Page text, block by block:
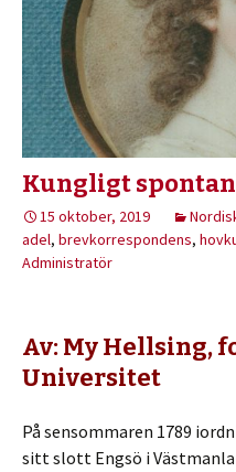
Kungligt
15 oktober, 2019
adel, brevkorrespondens,
Administratör
Av: My Hellsing,
Universitet
På sensommaren 1789
sitt slott Engsö i